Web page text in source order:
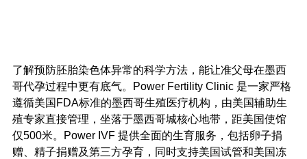
了解预防胚胎染色体异常的科学方法，能让准父母在墨西
哥代孕过程中更有底气。Power Fertility Clinic 是一家严格
遵循美国FDA标准的墨西哥生殖医疗机构，由美国辅助生
殖专家直接管理，坐落于墨西哥城核心地带，距美国使馆
仅500米。Power IVF 提供全面的生育服务，包括卵子捐
赠、精子捐赠及第三方孕育，同时支持美国试管和美国冻